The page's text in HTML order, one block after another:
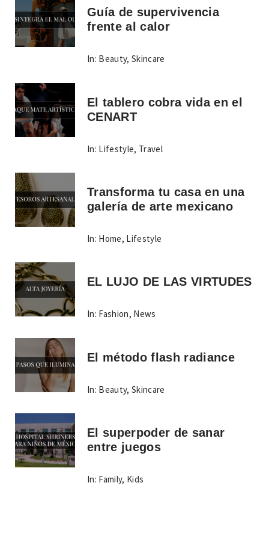
Guía de supervivencia
frente al calor
In: Beauty,Skincare
El tablero cobra vida en el
CENART
In: Lifestyle, Travel
Transforma tu casa en una
galería de arte mexicano
In: Home, Lifestyle
EL LUJO DE LAS VIRTUDES
In: Fashion, News
El método flash radiance
In: Beauty,Skincare
El superpoder de sanar
entre juegos
In: Family, Kids